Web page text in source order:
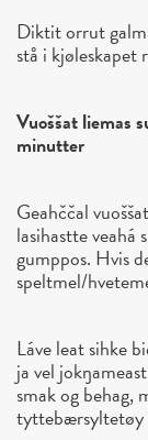
Diktit orrut
stå i
Vuoššat liemas
minutter
Geahččal
lasihastte
gumppos. Hvis
speltmel/
Láve leat sihke
ja vel
smak og behag,
tyttebærsyltetøy